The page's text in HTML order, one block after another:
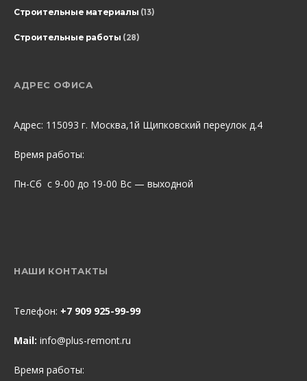
Строительные материалы (13)
Строительные работы (28)
АДРЕС ОФИСА
Адрес: 115093 г. Москва,1й Щипковский переулок д.4
Время работы:
Пн-Сб с 9-00 до 19-00 Вс — выходной
НАШИ КОНТАКТЫ
Телефон: +7 909 925-99-99
Mail: info@plus-remont.ru
Время работы: